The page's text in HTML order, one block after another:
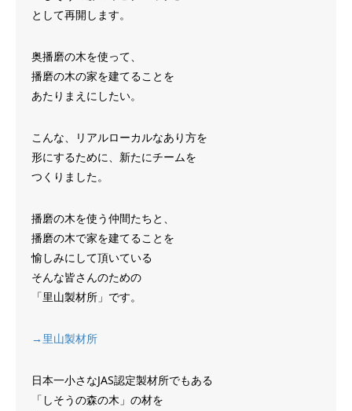
として再開します。
奥播磨の木を使って、
播磨の木の家を建てることを
あたりまえにしたい。
こんな、リアルローカルなあり方を
形にするために、新たにチームを
つくりました。
播磨の木を使う仲間たちと、
播磨の木で家を建てることを
愉しみにして頂いている
そんな皆さんのための
「里山製材所」です。
→里山製材所
日本一小さなJAS認定製材所でもある
「しそうの森の木」の材を